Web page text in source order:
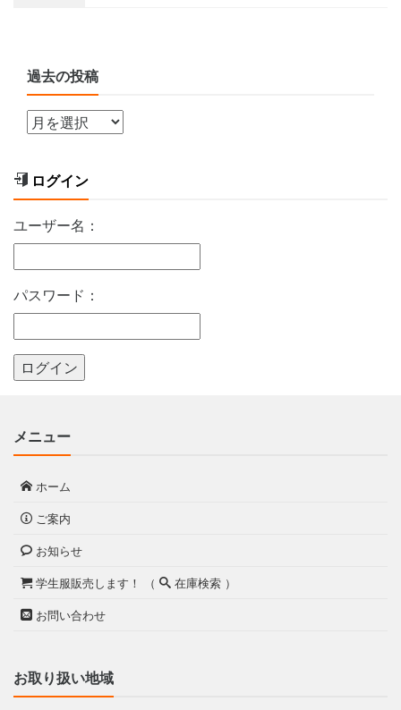
過去の投稿
ログイン
ユーザー名：
パスワード：
メニュー
ホーム
ご案内
お知らせ
学生服販売します！ （
在庫検索 ）
お問い合わせ
お取り扱い地域